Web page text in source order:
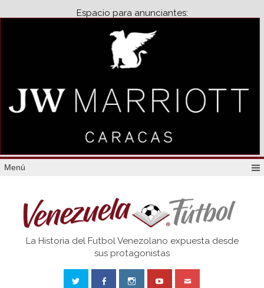
Espacio para anunciantes:
Menú
Venezuela
La Historia del Futbol Venezolano expuesta desde
sus protagonistas